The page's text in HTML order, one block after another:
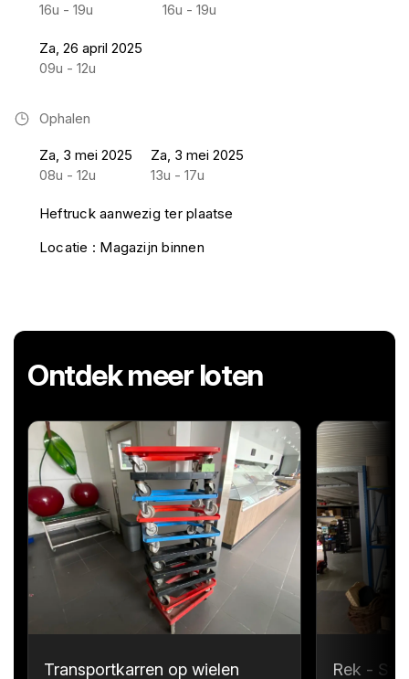
16u - 19u
16u - 19u
Za, 26 april 2025
09u - 12u
Ophalen
Za, 3 mei 2025
08u - 12u
Za, 3 mei 2025
13u - 17u
Heftruck aanwezig ter plaatse
Locatie : Magazijn binnen
Ontdek meer loten
Transportkarren op wielen Rek -